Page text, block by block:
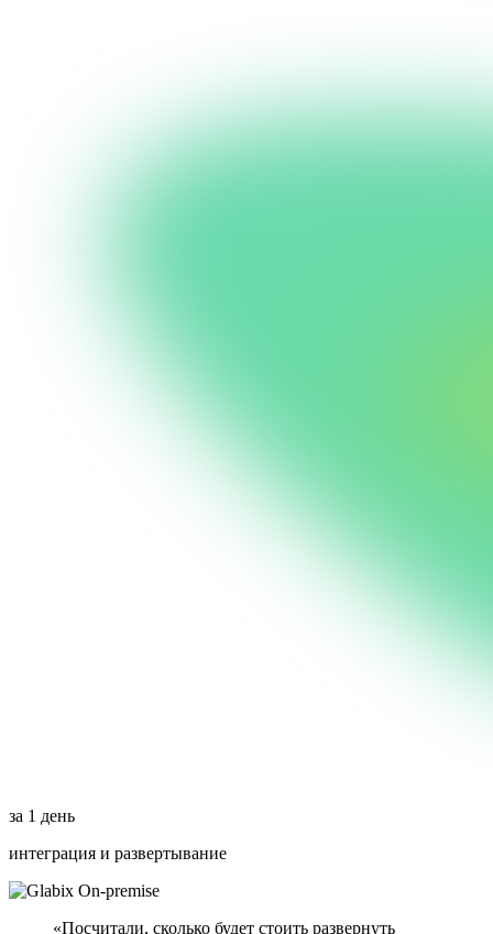
за 1 день
интеграция и развертывание
On-premise
«Посчитали, сколько будет стоить развернуть